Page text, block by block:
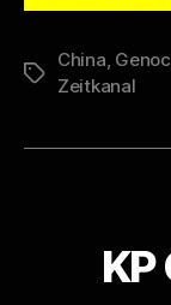
Schlagwörter
China
Zeitkanal